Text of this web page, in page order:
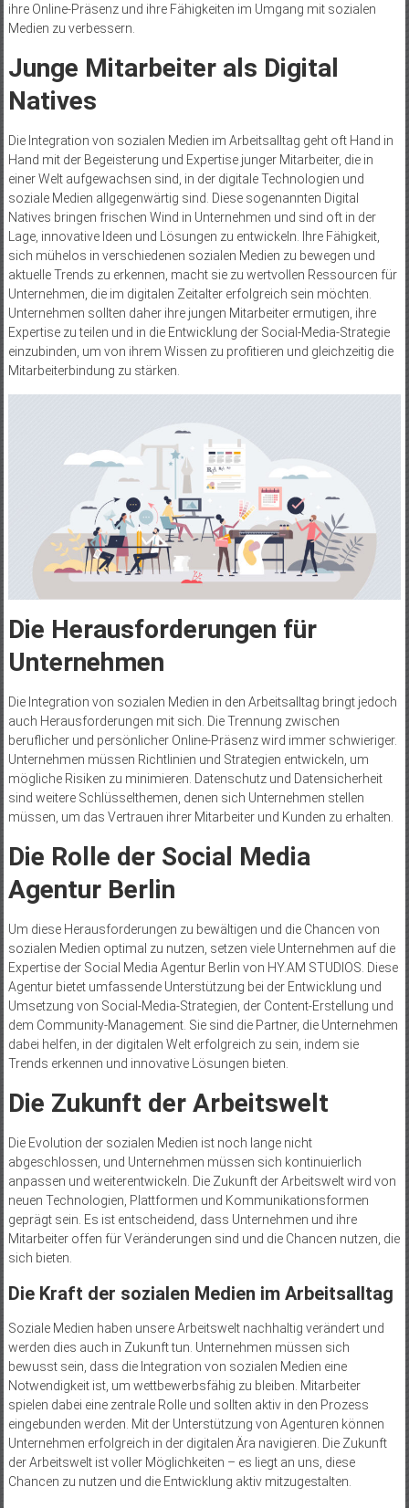
ihre Online-Präsenz und ihre Fähigkeiten im Umgang mit sozialen
Medien zu verbessern.
Junge Mitarbeiter als Digital
Natives
Die Integration von sozialen Medien im Arbeitsalltag geht oft Hand in
Hand mit der Begeisterung und Expertise junger Mitarbeiter, die in
einer Welt aufgewachsen sind, in der digitale Technologien und
soziale Medien allgegenwärtig sind. Diese sogenannten Digital
Natives bringen frischen Wind in Unternehmen und sind oft in der
Lage, innovative Ideen und Lösungen zu entwickeln. Ihre Fähigkeit,
sich mühelos in verschiedenen sozialen Medien zu bewegen und
aktuelle Trends zu erkennen, macht sie zu wertvollen Ressourcen für
Unternehmen, die im digitalen Zeitalter erfolgreich sein möchten.
Unternehmen sollten daher ihre jungen Mitarbeiter ermutigen, ihre
Expertise zu teilen und in die Entwicklung der Social-Media-Strategie
einzubinden, um von ihrem Wissen zu profitieren und gleichzeitig die
Mitarbeiterbindung zu stärken.
Die Herausforderungen für
Unternehmen
Die Integration von sozialen Medien in den Arbeitsalltag bringt jedoch
auch Herausforderungen mit sich. Die Trennung zwischen
beruflicher und persönlicher Online-Präsenz wird immer schwieriger.
Unternehmen müssen Richtlinien und Strategien entwickeln, um
mögliche Risiken zu minimieren. Datenschutz und Datensicherheit
sind weitere Schlüsselthemen, denen sich Unternehmen stellen
müssen, um das Vertrauen ihrer Mitarbeiter und Kunden zu erhalten.
Die Rolle der Social Media
Agentur Berlin
Um diese Herausforderungen zu bewältigen und die Chancen von
sozialen Medien optimal zu nutzen, setzen viele Unternehmen auf die
Expertise der Social Media Agentur Berlin von HY.AM STUDIOS. Diese
Agentur bietet umfassende Unterstützung bei der Entwicklung und
Umsetzung von Social-Media-Strategien, der Content-Erstellung und
dem Community-Management. Sie sind die Partner, die Unternehmen
dabei helfen, in der digitalen Welt erfolgreich zu sein, indem sie
Trends erkennen und innovative Lösungen bieten.
Die Zukunft der Arbeitswelt
Die Evolution der sozialen Medien ist noch lange nicht
abgeschlossen, und Unternehmen müssen sich kontinuierlich
anpassen und weiterentwickeln. Die Zukunft der Arbeitswelt wird von
neuen Technologien, Plattformen und Kommunikationsformen
geprägt sein. Es ist entscheidend, dass Unternehmen und ihre
Mitarbeiter offen für Veränderungen sind und die Chancen nutzen, die
sich bieten.
Die Kraft der sozialen Medien im Arbeitsalltag
Soziale Medien haben unsere Arbeitswelt nachhaltig verändert und
werden dies auch in Zukunft tun. Unternehmen müssen sich
bewusst sein, dass die Integration von sozialen Medien eine
Notwendigkeit ist, um wettbewerbsfähig zu bleiben. Mitarbeiter
spielen dabei eine zentrale Rolle und sollten aktiv in den Prozess
eingebunden werden. Mit der Unterstützung von Agenturen können
Unternehmen erfolgreich in der digitalen Ära navigieren. Die Zukunft
der Arbeitswelt ist voller Möglichkeiten – es liegt an uns, diese
Chancen zu nutzen und die Entwicklung aktiv mitzugestalten.